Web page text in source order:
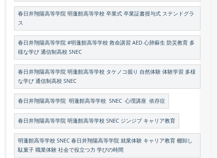
春日井翔陽高等学院 明蓬館高等学校 卒業式 卒業証書授与式 ステンドグラ
ス
春日井翔陽高等学院 #明蓬館高等学校 救命講習 AED 心肺蘇生 防災教育 多
様な学び 通信制高校 SNEC
春日井翔陽高等学院 明蓬館高等学校 タケノコ掘り 自然体験 体験学習 多様
な学び 通信制高校 SNEC
春日井翔陽高等学院 明蓬館高等学校 SNEC 心理講座 依存症
春日井翔陽高等学院 明蓬館高等学校 SNEC ジンジブ キャリア教育
明蓬館高等学校 SNEC 春日井翔陽高等学院 就業体験 キャリア教育 棚卸し
駄菓子 職業体験 社会で役立つ力 学びの時間